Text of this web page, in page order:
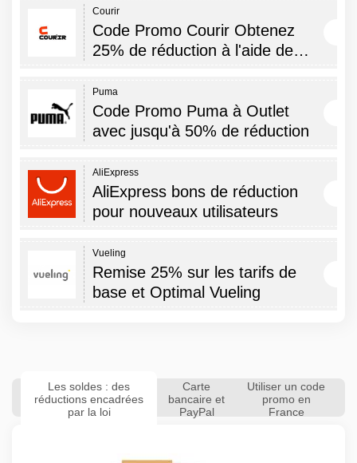
Courir
Code Promo Courir Obtenez
25% de réduction à l'aide de…
Puma
Code Promo Puma à Outlet
avec jusqu'à 50% de réduction
AliExpress
AliExpress bons de réduction
pour nouveaux utilisateurs
Vueling
Remise 25% sur les tarifs de
base et Optimal Vueling
Les soldes : des
réductions encadrées
par la loi
Carte
bancaire et
PayPal
Utiliser un code
promo en
France